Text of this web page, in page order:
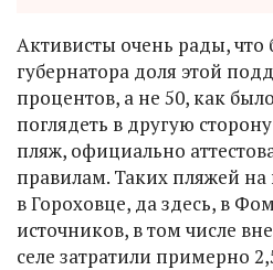
Активисты очень рады,
губернатора доля этой
процентов, а не 50, как
поглядеть в другую
пляж, официально
правилам. Таких пляжей на
в Гороховце, да здесь, в
источников, в том числе
селе затратили примерно